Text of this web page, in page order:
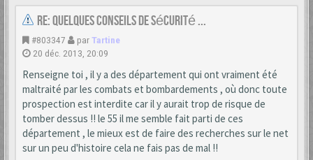
Re: Quelques conseils de sécurité ...
#803347 parTartine
20 déc. 2013, 20:09
Renseigne toi , il y a des département qui ont vraiment été
maltraité par les combats et bombardements , où donc toute
prospection est interdite car il y aurait trop de risque de
tomber dessus !! le 55 il me semble fait parti de ces
département , le mieux est de faire des recherches sur le net
sur un peu d'histoire cela ne fais pas de mal !!